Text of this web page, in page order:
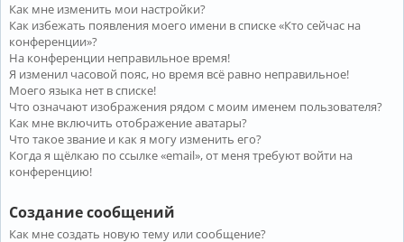
Как мне изменить мои настройки?
Как избежать появления моего имени в списке «Кто сейчас на
конференции»?
На конференции неправильное время!
Я изменил часовой пояс, но время всё равно неправильное!
Моего языка нет в списке!
Что означают изображения рядом с моим именем пользователя?
Как мне включить отображение аватары?
Что такое звание и как я могу изменить его?
Когда я щёлкаю по ссылке «email», от меня требуют войти на
конференцию!
Создание сообщений
Как мне создать новую тему или сообщение?